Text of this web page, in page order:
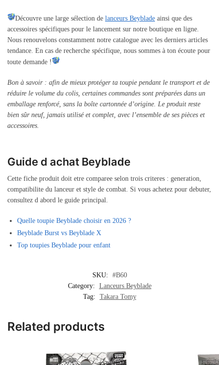
Découvre une large sélection de lanceurs Beyblade ainsi que des
accessoires spécifiques pour le lancement sur notre boutique en ligne.
Nous renouvelons constamment notre catalogue avec les derniers articles
tendance. En cas de recherche spécifique, nous sommes à ton écoute pour
toute demande !
Bon à savoir : afin de mieux protéger ta toupie pendant le transport et de
réduire le volume du colis, certaines commandes sont préparées dans un
emballage renforcé, sans la boîte cartonnée d’origine. Le produit reste
bien sûr neuf, jamais utilisé et complet, avec l’ensemble de ses pièces et
accessoires.
Guide d achat Beyblade
Cette fiche produit doit etre comparee selon trois criteres : generation,
compatibilite du lanceur et style de combat. Si vous achetez pour debuter,
consultez d abord le guide principal.
Quelle toupie Beyblade choisir en 2026 ?
Beyblade Burst vs Beyblade X
Top toupies Beyblade pour enfant
SKU:
#B60
Category:
Lanceurs Beyblade
Tag:
Takara Tomy
Related products